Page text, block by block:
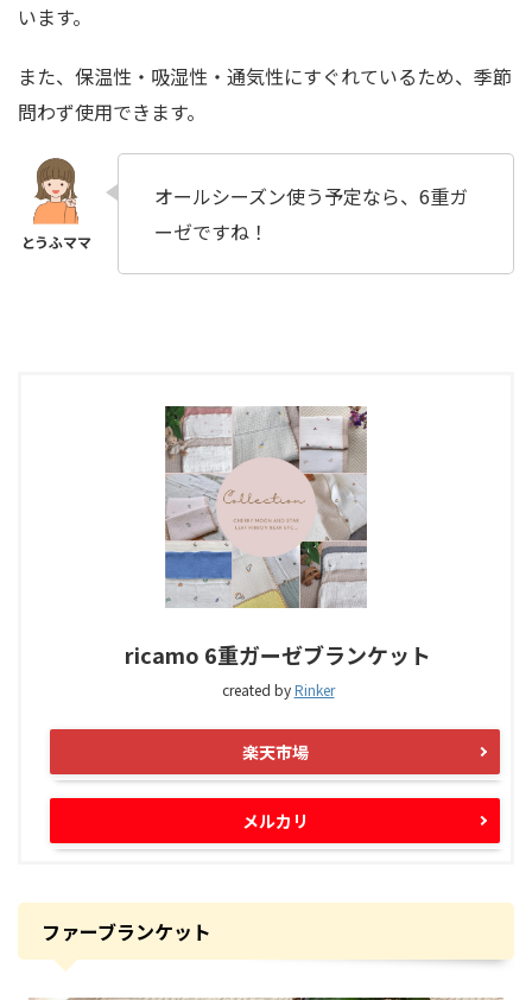
います。
また、保温性・吸湿性・通気性にすぐれているため、季節
問わず使用できます。
オールシーズン使う予定なら、6重ガ
ーゼですね！
ricamo 6重ガーゼブランケット
created byRinker
楽天市場
メルカリ
ファーブランケット